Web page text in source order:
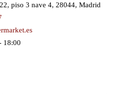
piso 3 nave 4, 28044, Madrid
18:00